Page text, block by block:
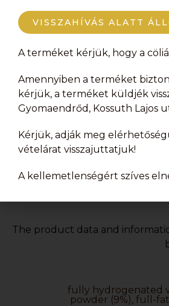
The product data and
fully hydrogenated
powder (9%), full-
VISSZAHÍVÁS ALATT
A terméket kérjük, hogy a
Amennyiben a terméket
kérjük, a terméket küldjék
Gyomaendrőd, Kossuth Lajos
Kérjük, adják meg
vételárat visszajuttatjuk!
A kellemetlenségért szíves